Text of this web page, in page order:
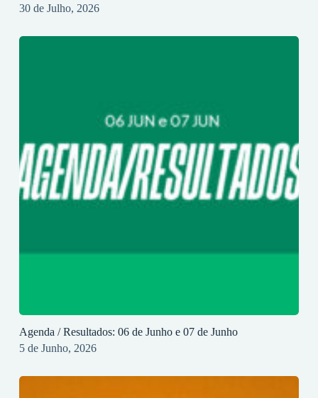
30 de Julho, 2026
Agenda / Resultados: 06 de Junho e 07 de Junho
5 de Junho, 2026